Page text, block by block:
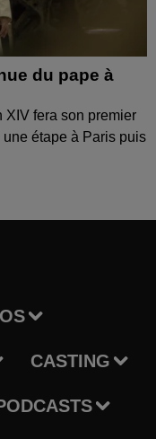
du pape à
XIV fera son premier
étape à Paris puis
CASTING